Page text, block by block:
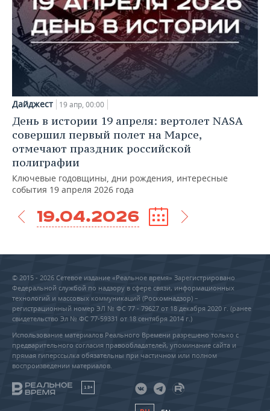
Дайджест 19 апр, 00:00
День в истории 19 апреля: вертолет NASA
совершил первый полет на Марсе,
отмечают праздник российской
полиграфии
Ключевые годовщины, дни рождения, интересные
события 19 апреля 2026 года
19.04.2026
© 2015 - 2026 Сетевое издание «Реальное время» Зарегистрировано
Федеральной службой по надзору в сфере связи, информационных
технологий и массовых коммуникаций (Роскомнадзор) –
регистрационный номер ЭЛ № ФС 77 - 79627 от 18 декабря 2020 г. (ранее
свидетельство Эл № ФС 77-59331 от 18 сентября 2014 г.)
Использование материалов Реального Времени разрешено только с
предварительного согласия правообладателей, упоминание сайта и
прямая гиперссылка обязательны при частичном или полном
воспроизведении материалов.
18+